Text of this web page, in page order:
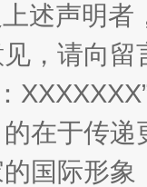
述声明
，请向
在于传
国际形